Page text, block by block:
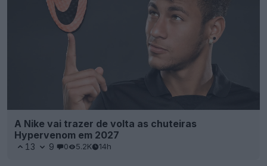
A Nike vai trazer de volta as chuteiras
Hypervenom em 2027
13 9 0 5.2K 14h